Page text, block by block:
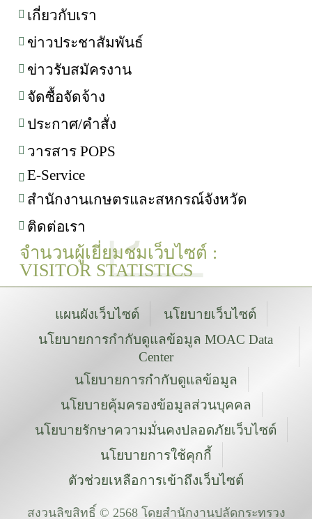
เกี่ยวกับเรา
ข่าวประชาสัมพันธ์
ข่าวรับสมัครงาน
จัดซื้อจัดจ้าง
ประกาศ/คำสั่ง
วารสาร POPS
E-Service
สำนักงานเกษตรและสหกรณ์จังหวัด
ติดต่อเรา
จำนวนผู้เยี่ยมชมเว็บไซต์ :
VISITOR STATISTICS
แผนผังเว็บไซต์
นโยบายเว็บไซต์
นโยบายการกำกับดูแลข้อมูล MOAC Data
Center
นโยบายการกำกับดูแลข้อมูล
นโยบายคุ้มครองข้อมูลส่วนบุคคล
นโยบายรักษาความมั่นคงปลอดภัยเว็บไซต์
นโยบายการใช้คุกกี้
ตัวช่วยเหลือการเข้าถึงเว็บไซต์
สงวนลิขสิทธิ์ © 2568 โดยสำนักงานปลัดกระทรวง